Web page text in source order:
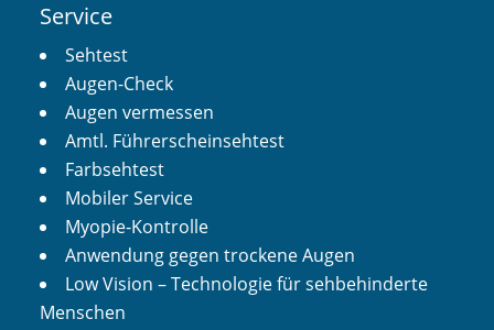
Service
Sehtest
Augen-Check
Augen vermessen
Amtl. Führerscheinsehtest
Farbsehtest
Mobiler Service
Myopie-Kontrolle
Anwendung gegen trockene Augen
Low Vision – Technologie für sehbehinderte
Menschen